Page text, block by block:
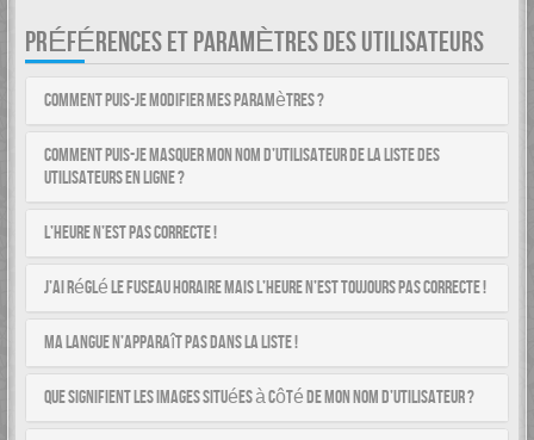
PRÉFÉRENCES ET PARAMÈTRES DES UTILISATEURS
Comment puis-je modifier mes paramètres ?
Comment puis-je masquer mon nom d’utilisateur de la liste des
utilisateurs en ligne ?
L’heure n’est pas correcte !
J’ai réglé le fuseau horaire mais l’heure n’est toujours pas correcte !
Ma langue n’apparaît pas dans la liste !
Que signifient les images situées à côté de mon nom d’utilisateur ?